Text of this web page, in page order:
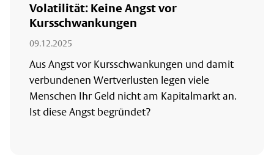
Volatilität: Keine Angst vor
Kursschwankungen
09.12.2025
Aus Angst vor Kursschwankungen und damit
verbundenen Wertverlusten legen viele
Menschen Ihr Geld nicht am Kapitalmarkt an.
Ist diese Angst begründet?